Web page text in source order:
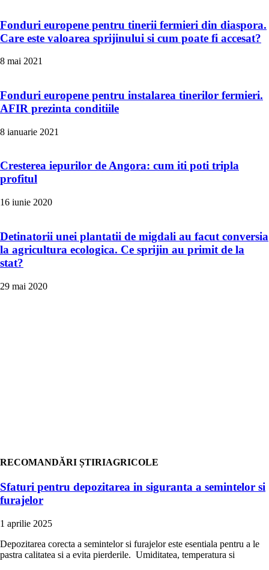
Fonduri europene pentru tinerii fermieri din diaspora.
Care este valoarea sprijinului si cum poate fi accesat?
8 mai 2021
Fonduri europene pentru instalarea tinerilor fermieri.
AFIR prezinta conditiile
8 ianuarie 2021
Cresterea iepurilor de Angora: cum iti poti tripla
profitul
16 iunie 2020
Detinatorii unei plantatii de migdali au facut conversia
la agricultura ecologica. Ce sprijin au primit de la
stat?
29 mai 2020
RECOMANDĂRI ȘTIRIAGRICOLE
Sfaturi pentru depozitarea in siguranta a semintelor si
furajelor
1 aprilie 2025
Depozitarea corecta a semintelor si furajelor este esentiala pentru a le
pastra calitatea si a evita pierderile. Umiditatea, temperatura si